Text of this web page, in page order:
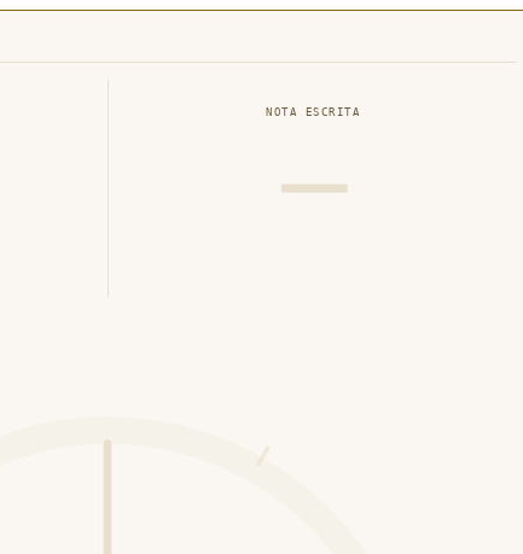
NOTA ESCRITA
—